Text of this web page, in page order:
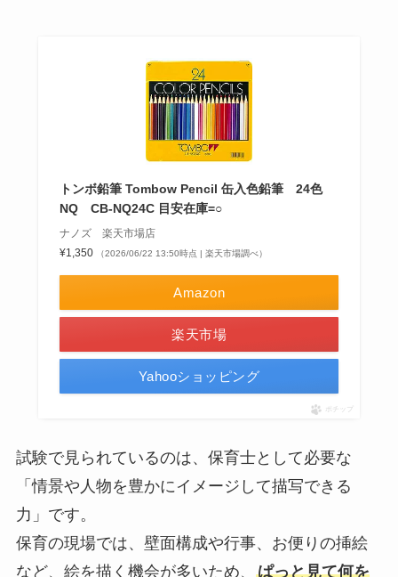
トンボ鉛筆 Tombow Pencil 缶入色鉛筆 24色
NQ CB-NQ24C 目安在庫=○
ナノズ 楽天市場店
¥1,350
（2026/06/22 13:50時点 | 楽天市場調べ）
Amazon
楽天市場
Yahooショッピング
ポチップ
試験で見られているのは、保育士として必要な
「情景や人物を豊かにイメージして描写できる
力」です。
保育の現場では、壁面構成や行事、お便りの挿絵
など、絵を描く機会が多いため、 ぱっと見て何を